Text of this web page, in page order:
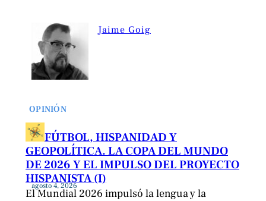
Jaime Goig
OPINIÓN
FÚTBOL, HISPANIDAD Y
GEOPOLÍTICA. LA COPA DEL MUNDO
DE 2026 Y EL IMPULSO DEL PROYECTO
HISPANISTA (I)
agosto 4, 2026
El Mundial 2026 impulsó la lengua y la